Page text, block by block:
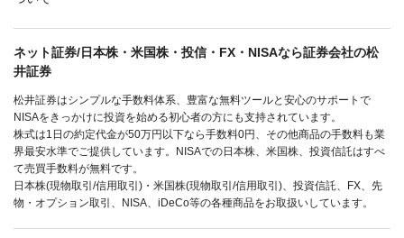
ネット証券/日本株・米国株・投信・FX・NISAなら証券会社の松
井証券
松井証券はシンプルな手数料体系、豊富な無料ツールと安心のサポートで
NISAをきっかけに投資を始める初心者の方にも支持されています。
株式は1日の約定代金が50万円以下なら手数料0円、その他商品の手数料も業
界最安水準でご提供しています。NISAでの日本株、米国株、投資信託はすべ
て売買手数料が無料です。
日本株(現物取引/信用取引)・米国株(現物取引/信用取引)、投資信託、FX、先
物・オプション取引、NISA、iDeCo等の各種商品をお取扱いしています。